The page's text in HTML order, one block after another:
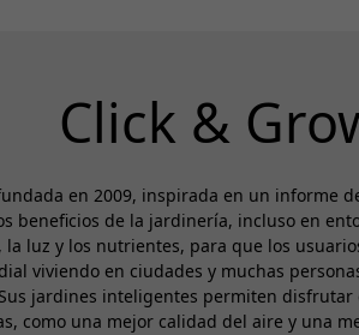
Click &
en 2009, inspirada en un informe
beneficios de la jardinería, incluso en
luz y los nutrientes, para que los
viviendo en ciudades y muchas
jardines inteligentes permiten
como una mejor calidad del aire y una